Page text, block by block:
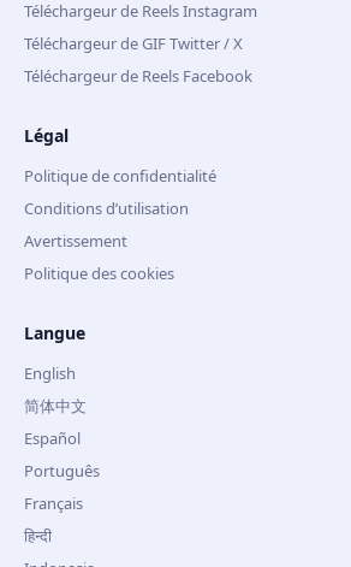
Téléchargeur de Reels Instagram
Téléchargeur de GIF Twitter / X
Téléchargeur de Reels Facebook
Légal
Politique de confidentialité
Conditions d’utilisation
Avertissement
Politique des cookies
Langue
English
简体中文
Español
Português
Français
हिन्दी